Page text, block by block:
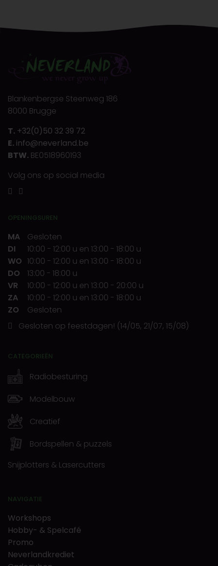
Blankenbergse Steenweg 186
8000 Brugge
T. +32(0)50 32 39 72
E. info@neverland.be
BTW. BE0518960193
Volg ons op social media
OPENINGSUREN
MA
Gesloten
DI
10:00 - 12:00 u en 13:00 - 18:00 u
WO 10:00 - 12:00 u en 13:00 - 18:00 u
DO
13:00 - 18:00 u
VR
10:00 - 12:00 u en 13:00 - 20:00 u
ZA
10:00 - 12:00 u en 13:00 - 18:00 u
ZO
Gesloten
Gesloten op feestdagen! (14/05, 21/07, 15/08)
CATEGORIEËN
Radiobesturing
Modelbouw
Creatief
Bordspellen & puzzels
Snijplotters & Lasercutters
NAVIGATIE
Workshops
Hobby- & Spelcafé
Promo
Neverlandkrediet